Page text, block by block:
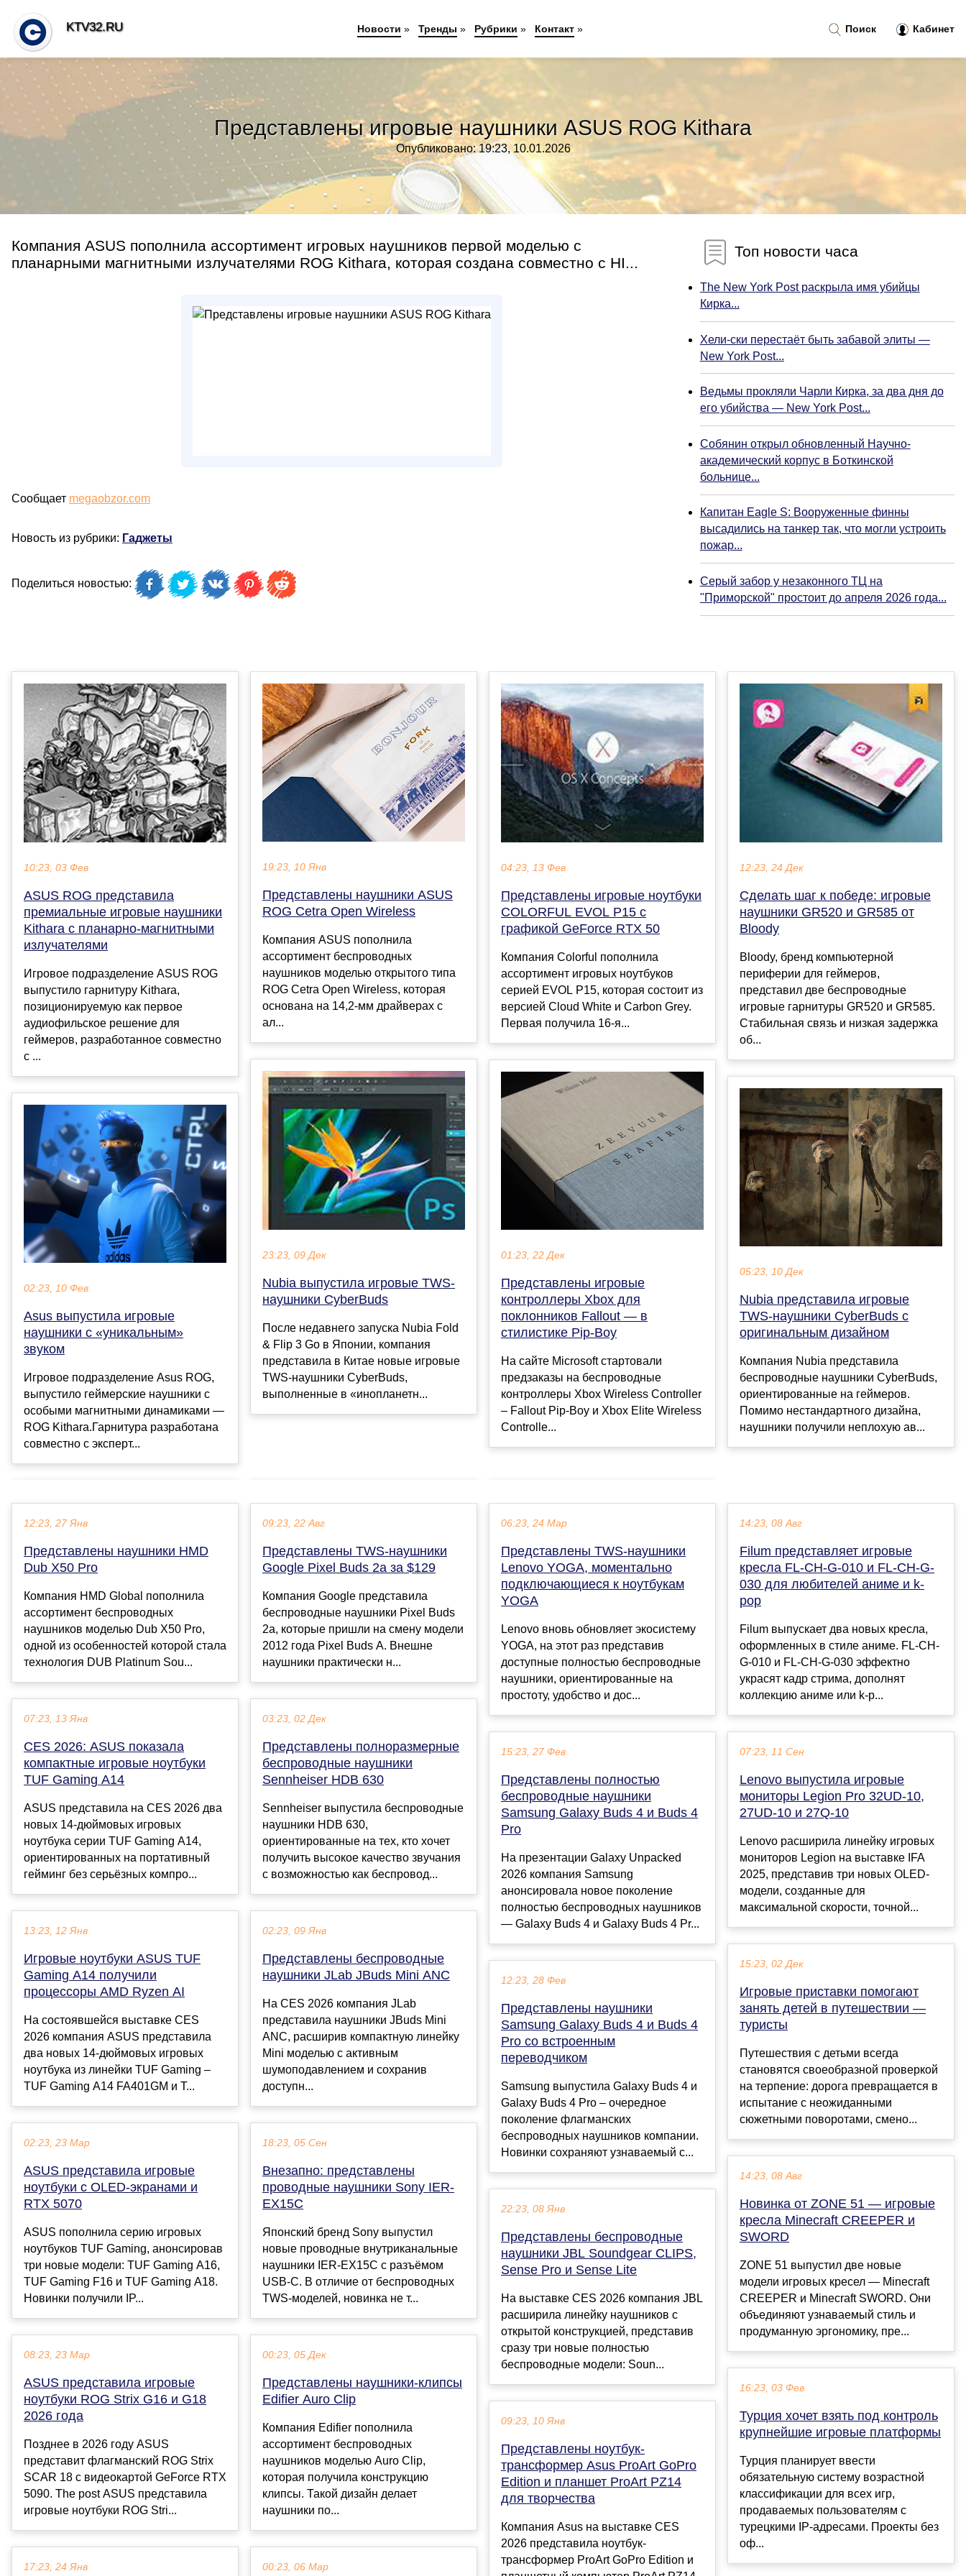
Представлены игровые наушники ASUS ROG Kithara
Опубликовано: 19:23, 10.01.2026
Компания ASUS пополнила ассортимент игровых наушников первой моделью с
планарными магнитными излучателями ROG Kithara, которая создана совместно с HI...
Сообщает megaobzor.com
Новость из рубрики: Гаджеты
Поделиться новостью:
Топ новости часа
The New York Post раскрыла имя убийцы
Кирка...
Хели-ски перестаёт быть забавой элиты —
New York Post...
Ведьмы прокляли Чарли Кирка, за два дня до
его убийства — New York Post...
Собянин открыл обновленный Научно-
академический корпус в Боткинской
больнице...
Капитан Eagle S: Вооруженные финны
высадились на танкер так, что могли устроить
пожар...
Серый забор у незаконного ТЦ на
"Приморской" простоит до апреля 2026 года...
10:23, 03 Фев
ASUS ROG представила
премиальные игровые наушники
Kithara с планарно-магнитными
излучателями
Игровое подразделение ASUS ROG
выпустило гарнитуру Kithara,
позиционируемую как первое
аудиофильское решение для
геймеров, разработанное совместно
с ...
02:23, 10 Фев
Asus выпустила игровые
наушники с «уникальным»
звуком
Игровое подразделение Asus ROG,
выпустило геймерские наушники с
особыми магнитными динамиками —
ROG Kithara.Гарнитура разработана
совместно с эксперт...
19:23, 10 Янв
Представлены наушники ASUS
ROG Cetra Open Wireless
Компания ASUS пополнила
ассортимент беспроводных
наушников моделью открытого типа
ROG Cetra Open Wireless, которая
основана на 14,2-мм драйверах с
ал...
23:23, 09 Дек
Nubia выпустила игровые TWS-
наушники CyberBuds
После недавнего запуска Nubia Fold
& Flip 3 Go в Японии, компания
представила в Китае новые игровые
TWS-наушники CyberBuds,
выполненные в «инопланетн...
04:23, 13 Фев
Представлены игровые ноутбуки
COLORFUL EVOL P15 с
графикой GeForce RTX 50
Компания Colorful пополнила
ассортимент игровых ноутбуков
серией EVOL P15, которая состоит из
версией Cloud White и Carbon Grey.
Первая получила 16-я...
01:23, 22 Дек
Представлены игровые
контроллеры Xbox для
поклонников Fallout — в
стилистике Pip-Boy
На сайте Microsoft стартовали
предзаказы на беспроводные
контроллеры Xbox Wireless Controller
– Fallout Pip-Boy и Xbox Elite Wireless
Controlle...
12:23, 24 Дек
Сделать шаг к победе: игровые
наушники GR520 и GR585 от
Bloody
Bloody, бренд компьютерной
периферии для геймеров,
представил две беспроводные
игровые гарнитуры GR520 и GR585.
Стабильная связь и низкая задержка
об...
05:23, 10 Дек
Nubia представила игровые
TWS-наушники CyberBuds с
оригинальным дизайном
Компания Nubia представила
беспроводные наушники CyberBuds,
ориентированные на геймеров.
Помимо нестандартного дизайна,
наушники получили неплохую ав...
12:23, 27 Янв
Представлены наушники HMD
Dub X50 Pro
Компания HMD Global пополнила
ассортимент беспроводных
наушников моделью Dub X50 Pro,
одной из особенностей которой стала
технология DUB Platinum Sou...
07:23, 13 Янв
CES 2026: ASUS показала
компактные игровые ноутбуки
TUF Gaming A14
ASUS представила на CES 2026 два
новых 14-дюймовых игровых
ноутбука серии TUF Gaming A14,
ориентированных на портативный
гейминг без серьёзных компро...
13:23, 12 Янв
Игровые ноутбуки ASUS TUF
Gaming A14 получили
процессоры AMD Ryzen AI
На состоявшейся выставке CES
2026 компания ASUS представила
два новых 14-дюймовых игровых
ноутбука из линейки TUF Gaming –
TUF Gaming A14 FA401GM и T...
02:23, 23 Мар
ASUS представила игровые
ноутбуки с OLED-экранами и
RTX 5070
ASUS пополнила серию игровых
ноутбуков TUF Gaming, анонсировав
три новые модели: TUF Gaming A16,
TUF Gaming F16 и TUF Gaming A18.
Новинки получили IP...
08:23, 23 Мар
ASUS представила игровые
ноутбуки ROG Strix G16 и G18
2026 года
Позднее в 2026 году ASUS
представит флагманский ROG Strix
SCAR 18 с видеокартой GeForce RTX
5090. The post ASUS представила
игровые ноутбуки ROG Stri...
17:23, 24 Янв
09:23, 22 Авг
Представлены TWS-наушники
Google Pixel Buds 2a за $129
Компания Google представила
беспроводные наушники Pixel Buds
2a, которые пришли на смену модели
2012 года Pixel Buds A. Внешне
наушники практически н...
03:23, 02 Дек
Представлены полноразмерные
беспроводные наушники
Sennheiser HDB 630
Sennheiser выпустила беспроводные
наушники HDB 630,
ориентированные на тех, кто хочет
получить высокое качество звучания
с возможностью как беспровод...
02:23, 09 Янв
Представлены беспроводные
наушники JLab JBuds Mini ANC
На CES 2026 компания JLab
представила наушники JBuds Mini
ANC, расширив компактную линейку
Mini моделью с активным
шумоподавлением и сохранив
доступн...
18:23, 05 Сен
Внезапно: представлены
проводные наушники Sony IER-
EX15C
Японский бренд Sony выпустил
новые проводные внутриканальные
наушники IER-EX15C с разъёмом
USB-C. В отличие от беспроводных
TWS-моделей, новинка не т...
00:23, 05 Дек
Представлены наушники-клипсы
Edifier Auro Clip
Компания Edifier пополнила
ассортимент беспроводных
наушников моделью Auro Clip,
которая получила конструкцию
клипсы. Такой дизайн делает
наушники по...
00:23, 06 Мар
06:23, 24 Мар
Представлены TWS-наушники
Lenovo YOGA, моментально
подключающиеся к ноутбукам
YOGA
Lenovo вновь обновляет экосистему
YOGA, на этот раз представив
доступные полностью беспроводные
наушники, ориентированные на
простоту, удобство и дос...
15:23, 27 Фев
Представлены полностью
беспроводные наушники
Samsung Galaxy Buds 4 и Buds 4
Pro
На презентации Galaxy Unpacked
2026 компания Samsung
анонсировала новое поколение
полностью беспроводных наушников
— Galaxy Buds 4 и Galaxy Buds 4 Pr...
12:23, 28 Фев
Представлены наушники
Samsung Galaxy Buds 4 и Buds 4
Pro со встроенным
переводчиком
Samsung выпустила Galaxy Buds 4 и
Galaxy Buds 4 Pro – очередное
поколение флагманских
беспроводных наушников компании.
Новинки сохраняют узнаваемый с...
22:23, 08 Янв
Представлены беспроводные
наушники JBL Soundgear CLIPS,
Sense Pro и Sense Lite
На выставке CES 2026 компания JBL
расширила линейку наушников с
открытой конструкцией, представив
сразу три новые полностью
беспроводные модели: Soun...
09:23, 10 Янв
Представлены ноутбук-
трансформер Asus ProArt GoPro
Edition и планшет ProArt PZ14
для творчества
Компания Asus на выставке CES
2026 представила ноутбук-
трансформер ProArt GoPro Edition и
14:23, 08 Авг
Filum представляет игровые
кресла FL-CH-G-010 и FL-CH-G-
030 для любителей аниме и k-
pop
Filum выпускает два новых кресла,
оформленных в стиле аниме. FL-CH-
G-010 и FL-CH-G-030 эффектно
украсят кадр стрима, дополнят
коллекцию аниме или k-p...
07:23, 11 Сен
Lenovo выпустила игровые
мониторы Legion Pro 32UD-10,
27UD-10 и 27Q-10
Lenovo расширила линейку игровых
мониторов Legion на выставке IFA
2025, представив три новых OLED-
модели, созданные для
максимальной скорости, точной...
15:23, 02 Дек
Игровые приставки помогают
занять детей в путешествии —
туристы
Путешествия с детьми всегда
становятся своеобразной проверкой
на терпение: дорога превращается в
испытание с неожиданными
сюжетными поворотами, смено...
14:23, 08 Авг
Новинка от ZONE 51 — игровые
кресла Minecraft CREEPER и
SWORD
ZONE 51 выпустил две новые
модели игровых кресел — Minecraft
CREEPER и Minecraft SWORD. Они
объединяют узнаваемый стиль и
продуманную эргономику, пре...
16:23, 03 Фев
Турция хочет взять под контроль
крупнейшие игровые платформы
Турция планирует ввести
обязательную систему возрастной
классификации для всех игр,
продаваемых пользователям с
турецкими IP-адресами. Проекты без
оф...
Поиск Кабинет
KTV32.RU Новости » Тренды » Рубрики » Контакт»